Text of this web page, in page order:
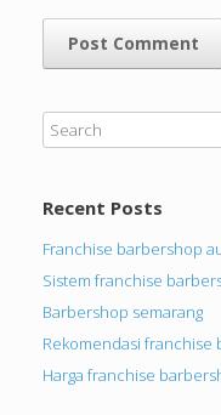
Recent Posts
Franchise barbershop
Sistem franchise
Barbershop semarang
Rekomendasi franchise
Harga franchise